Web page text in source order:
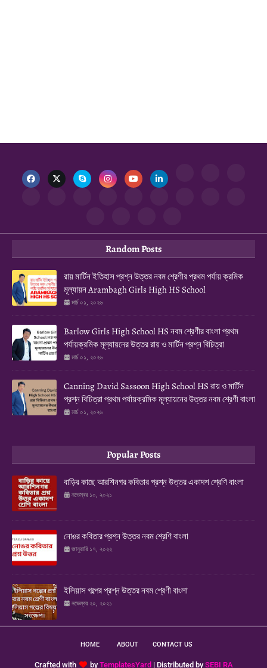
Random Posts
রায় মার্টিন ইতিহাস প্রশ্ন উত্তর নবম শ্রেণীর প্রথম পর্যায় ক্রমিক
মূল্যায়ন Arambagh Girls High HS School
মার্চ ০১, ২০২৬
Barlow Girls High School HS নবম শ্রেণীর বাংলা প্রথম
পর্যায়ক্রমিক মূল্যায়নের উত্তর রায় ও মার্টিন প্রশ্ন বিচিত্রা
মার্চ ০১, ২০২৬
Canning David Sassoon High School HS রায় ও মার্টিন
প্রশ্ন বিচিত্রা প্রথম পর্যায়ক্রমিক মূল্যায়নের উত্তর নবম শ্রেণী বাংলা
মার্চ ০১, ২০২৬
Popular Posts
বাড়ির কাছে আরশিনগর কবিতার প্রশ্ন উত্তর একাদশ শ্রেণি বাংলা
নভেম্বর ১০, ২০২১
নোঙর কবিতার প্রশ্ন উত্তর নবম শ্রেণি বাংলা
জানুয়ারি ১৭, ২০২২
ইলিয়াস গল্পের প্রশ্ন উত্তর নবম শ্রেণী বাংলা
নভেম্বর ২০, ২০২১
HOME ABOUT CONTACT US
Crafted with byTemplatesYard | Distributed bySEBI RA